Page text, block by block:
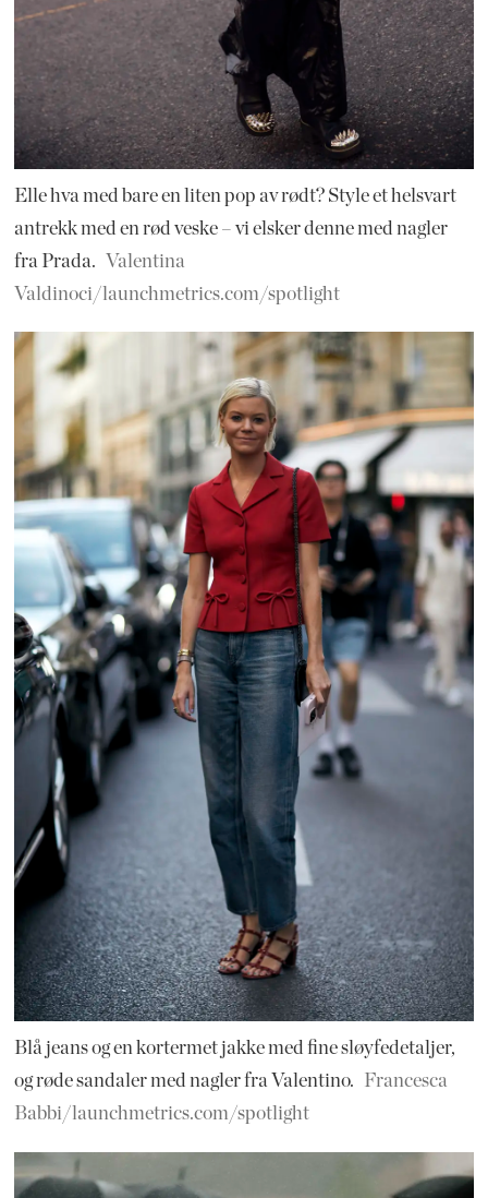
Elle hva med bare en liten pop av rødt? Style et helsvart
antrekk med en rød veske – vi elsker denne med nagler
fra Prada.
Valentina
Valdinoci/launchmetrics.com/spotlight
Blå jeans og en kortermet jakke med fine sløyfedetaljer,
og røde sandaler med nagler fra Valentino.
Francesca
Babbi/launchmetrics.com/spotlight